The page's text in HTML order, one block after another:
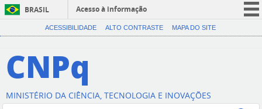
BRASIL
Acesso à informação
CORONAVÍRUS (COVID-19)
Canais
ACESSIBILIDADE ALTO CONTRASTE MAPA DO SITE
CNPq
MINISTÉRIO DA CIÊNCIA, TECNOLOGIA E INOVAÇÕES